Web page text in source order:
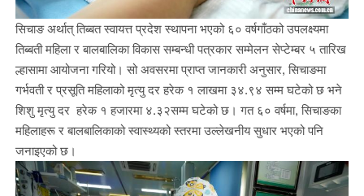
सिचाङ अर्थात् तिब्बत स्वायत्त प्रदेश स्थापना भएको ६० वर्षगाँठको उपलक्ष्यमा
तिब्बती महिला र बालबालिका विकास सम्बन्धी पत्रकार सम्मेलन सेप्टेम्बर ५ तारिख
ल्हासामा आयोजना गरियो। सो अवसरमा प्राप्त जानकारी अनुसार, सिचाङमा
गर्भवती र प्रसूति महिलाको मृत्यु दर हरेक १ लाखमा ३४.९४ सम्म घटेको छ भने
शिशु मृत्यु दर हरेक १ हजारमा ४.३२सम्म घटेको छ। गत ६० वर्षमा, सिचाङका
महिलाहरू र बालबालिकाको स्वास्थ्यको स्तरमा उल्लेखनीय सुधार भएको पनि
जनाइएको छ।